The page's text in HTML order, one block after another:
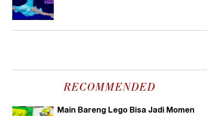
RECOMMENDED
Main Bareng Lego Bisa Jadi Momen